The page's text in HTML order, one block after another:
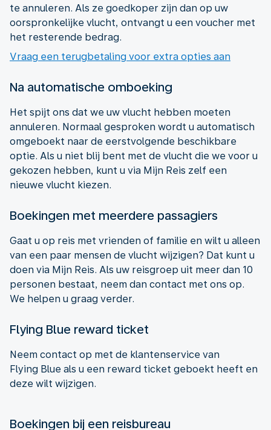
te annuleren. Als ze goedkoper zijn dan op uw
oorspronkelijke vlucht, ontvangt u een voucher met
het resterende bedrag.
Vraag een terugbetaling voor extra opties aan
Na automatische omboeking
Het spijt ons dat we uw vlucht hebben moeten
annuleren. Normaal gesproken wordt u automatisch
omgeboekt naar de eerstvolgende beschikbare
optie. Als u niet blij bent met de vlucht die we voor u
gekozen hebben, kunt u via Mijn Reis zelf een
nieuwe vlucht kiezen.
Boekingen met meerdere passagiers
Gaat u op reis met vrienden of familie en wilt u alleen
van een paar mensen de vlucht wijzigen? Dat kunt u
doen via Mijn Reis. Als uw reisgroep uit meer dan 10
personen bestaat, neem dan contact met ons op.
We helpen u graag verder.
Flying Blue reward ticket
Neem contact op met de klantenservice van
Flying Blue als u een reward ticket geboekt heeft en
deze wilt wijzigen.
Boekingen bij een reisbureau